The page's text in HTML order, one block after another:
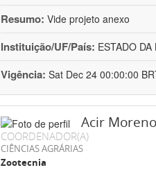
Resumo: Vide projeto anexo
Instituição/UF/País: ESTADO
Vigência: Sat Dec 24 00:00:00
Acir
COORDENADOR(A)
CIÊNCIAS AGRÁRIAS
Zootecnia